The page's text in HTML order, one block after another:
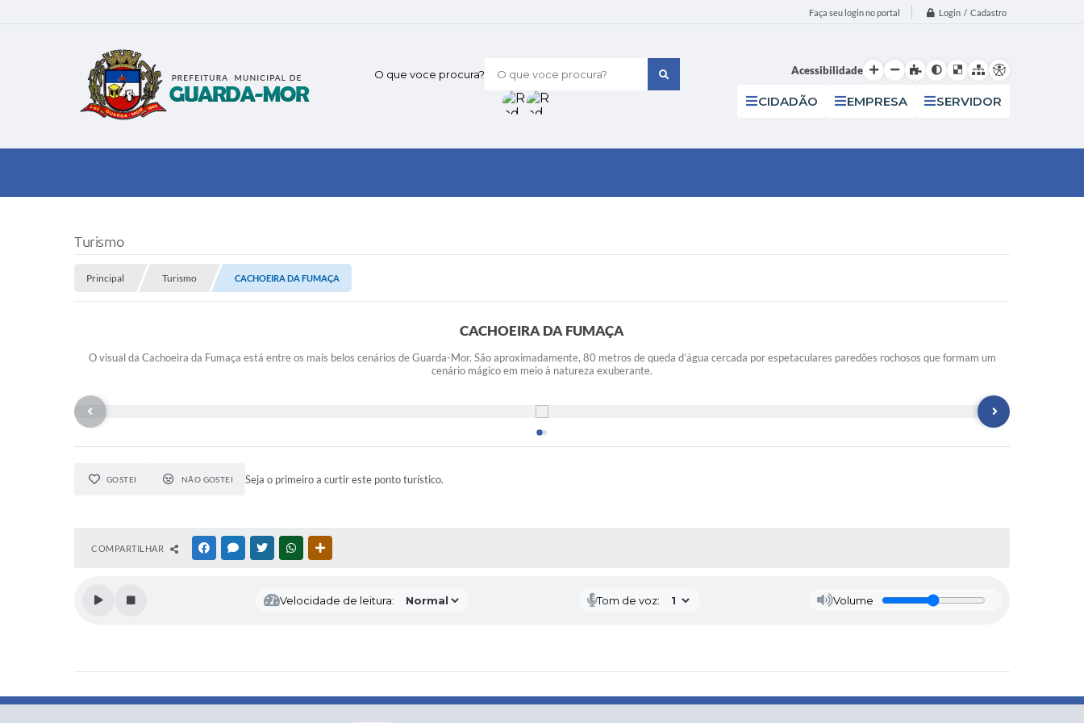
Faça seu login no portal Login / Cadastro
O que voce procura? Acessibilidade
CIDADÃO EMPRESA SERVIDOR
Turismo
Principal Turismo CACHOEIRA DA FUMAÇA
CACHOEIRA DA FUMAÇA
O visual da Cachoeira da Fumaça está entre os mais belos cenários de Guarda-Mor. São aproximadamente, 80 metros de queda d’água cercada por espetaculares paredões rochosos que formam um
cenário mágico em meio à natureza exuberante.
GOSTEI NÃO GOSTEI Seja o primeiro a curtir este ponto turístico.
COMPARTILHAR FACEBOOKMESSENGER
TWITTERWHATSAPP
Velocidade de leitura: Tom de voz: Volume